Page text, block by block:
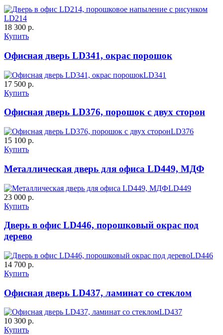
ДУБ БЕЛЁНЫЙ
C57 C58
C59 C60
LD214
18 300 р.
Купить
Офисная дверь LD341, окрас порошок
LD341
17 500 р.
Купить
Офисная дверь LD376, порошок с двух сторон
LD376
15 100 р.
Купить
Металлическая дверь для офиса LD449, МДФ
LD449
23 000 р.
Купить
Дверь в офис LD446, порошковый окрас под
дерево
LD446
14 700 р.
Купить
Офисная дверь LD437, ламинат со стеклом
LD437
10 300 р.
Купить